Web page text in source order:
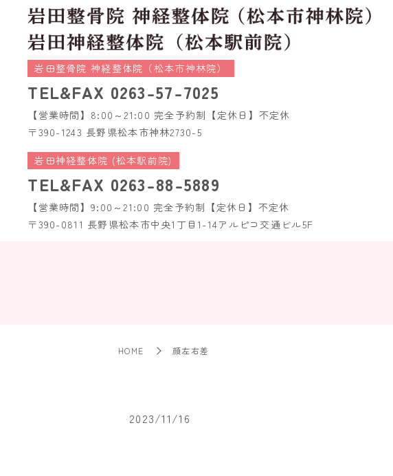
岩田整骨院 神経整体院（松本市神林院）
TEL&FAX 0263-57-7025
【営業時間】8:00～21:00 完全予約制 【定休日】不定休
〒390-1243 長野県松本市神林2730-5
岩田神経整体院 (松本駅前院)
TEL&FAX 0263-88-5889
【営業時間】9:00～21:00 完全予約制 【定休日】不定休
〒390-0811 長野県松本市中央1丁目1-14アルピコ交通ビル5F
HOME 顔左右差
2023/11/16